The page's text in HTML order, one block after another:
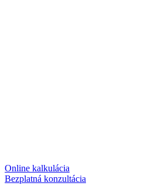
Online kalkulácia
Bezplatná konzultácia